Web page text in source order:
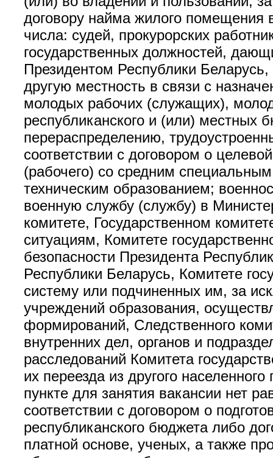
договору найма жилого помещения
числа: судей, прокурорских
государственных должностей,
Президентом Республики
другую местность в связи с
молодых рабочих (служащих),
республиканского и (или) местных
перераспределению,
соответствии с договором о
(рабочего) со средним
техническим образованием;
военную службу (службу) в
комитете, Государственном
ситуациям, Комитете
безопасности Президента
Республики Беларусь, Комитете
систему или подчиненных им, за
учреждений образования,
формирований, Следственного
внутренних дел, органов и
расследований Комитета
их переезда из другого
пункте для занятия вакансии нет
соответствии с договором о
республиканского бюджета либо
платной основе, ученых, а также